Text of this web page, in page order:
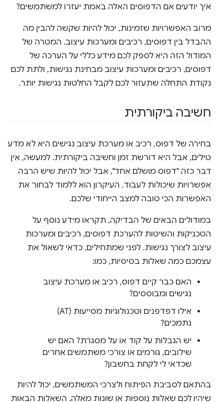
איך יודעים אם הדפוסים האלה באמת יעזרו למשתמשים?
מרוב האפשרויות שזמינות, יכול להיות שקשה להבין מה
ההבדל בין דפוסים, רכיבים ומערכות עיצוב. המטרה של
המודול הזה היא לספק לכם מידע כללי על הערכה של
דפוסים, רכיבים ומערכות עיצוב מבחינת נגישות, ולתת לכם
נקודת התחלה שתעזור לכם לקבל החלטות נגישות יותר.
חשיבה ביקורתית
בחירה של דפוס, רכיב או מערכת עיצוב נגישים היא לא מדע
טילים, אבל היא דורשת זמן וחשיבה ביקורתית. למעשה, אין
דבר כזה "דפוס מושלם אחד", אבל יכול להיות שיש הרבה
אפשרויות שיכולות לעבוד. העיקרון הוא ללמוד לבחור את
האפשרות הכי טובה למצב הייחודי שלכם.
במודולים הבאים של הבדיקה, תקראו מידע נוסף על
הטכניקות והשיטות להערכת דפוסים, רכיבים ומערכות
עיצוב לצורך נגישות. לפני שמתחילים, כדאי לשאול את
עצמכם כמה שאלות בסיסיות, כמו:
האם כבר קיים דפוס, רכיב או מערכת עיצוב
נגישים ומבוססים?
אילו דפדפנים וטכנולוגיות מסייעות (AT)
נתמכים?
יש הגבלות על קוד או על מסגרת? האם יש
שילובים, גורמים או צורכי משתמשים אחרים
שכדאי לי לקחת בחשבון?
בהתאם לסביבת הפיתוח ולצרכי המשתמשים, יכול להיות
שיהיו לכם שאלות נוספות או שונות מאלה. השאלות הבאות